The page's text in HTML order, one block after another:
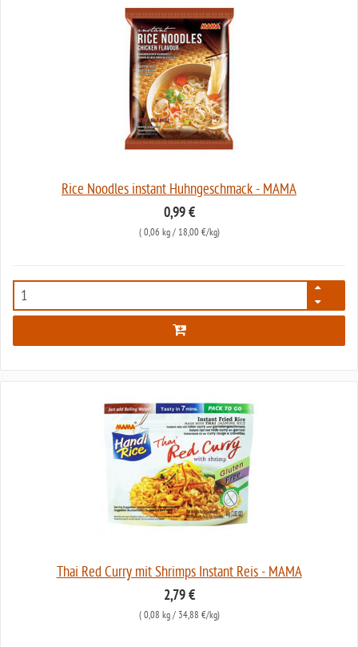
Rice Noodles instant Huhngeschmack - MAMA
0,99 €
( 0,06 kg/ 18,00 €/kg)
5288
Thai Red Curry mit Shrimps Instant Reis - MAMA
2,79 €
( 0,08 kg/ 34,88 €/kg)